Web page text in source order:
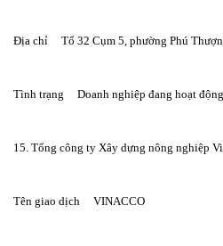
Địa chỉ     Tổ 32 Cụm 5, phường Phú
Tình trạng     Doanh nghiệp đang hoạt động
15. Tổng công ty Xây dựng nông nghiệp
Tên giao dịch     VINACCO